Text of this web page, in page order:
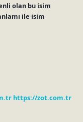
olan bu isim
ile isim
https://zot.com.tr